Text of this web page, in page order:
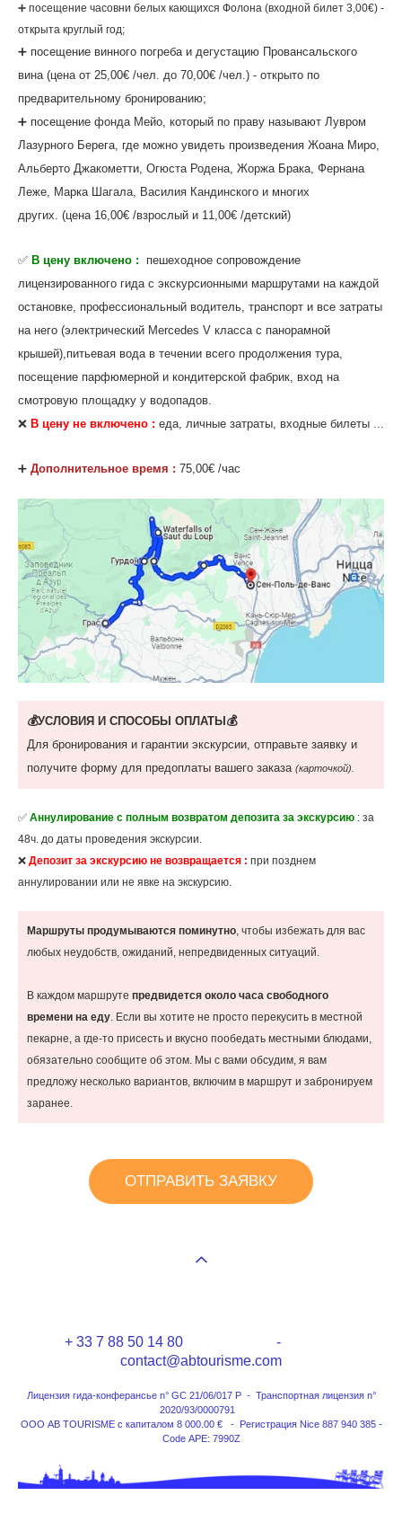
‌➕ посещение часовни белых кающихся Фолона (входной билет 3,00€) -
открыта круглый год;
➕ посещение винного погреба и дегустацию Провансальского
вина (цена от 25,00€ /чел. до 70,00€ /чел.) - открыто по
предварительному бронированию;
➕ посещение фонда Мейо, который по праву называют Лувром
Лазурного Берега, где можно увидеть произведения Жоана Миро,
Альберто Джакометти, Огюста Родена, Жоржа Брака, Фернана
Леже, Марка Шагала, Василия Кандинского и многих
других. (цена 16,00€ /взрослый и 11,00€ /детский)
✅ В цену включено :
пешеходное сопровождение
лицензированного гида с экскурсионными маршрутами на каждой
остановке, профессиональный водитель, транспорт и все затраты
на него (электрический Mercedes V класса с панорамной
крышей),питьевая вода в течении всего продолжения тура,
посещение парфюмерной и кондитерской фабрик, вход на
смотровую площадку у водопадов.
❌ В цену не включено : еда, личные затраты, входные билеты ...
‌➕ Дополнительное время : 75,00€ /час
💰УСЛОВИЯ И СПОСОБЫ ОПЛАТЫ💰
Для бронирования и гарантии экскурсии, отправьте заявку и
получите форму для предоплаты вашего заказа (карточкой).
✅ Аннулирование с полным возвратом депозита за экскурсию : за
48ч. до даты проведения экскурсии.
❌ Депозит за экскурсию не возвращается : при позднем
аннулировании или не явке на экскурсию.
Маршруты продумываются поминутно, чтобы избежать для вас
любых неудобств, ожиданий, непредвиденных ситуаций.
В каждом маршруте предвидется около часа свободного
времени на еду. Если вы хотите не просто перекусить в местной
пекарне, а где-то присесть и вкусно пообедать местными блюдами,
обязательно сообщите об этом. Мы с вами обсудим, я вам
предложу несколько вариантов, включим в маршрут и забронируем
заранее.
ОТПРАВИТЬ ЗАЯВКУ
+ 33 7 88 50 14 80 -
contact@abtourisme.com
Лицензия гида-конферансье n° GC 21/06/017 P - Транспортная лицензия n°
2020/93/0000791
ООО AB TOURISME с капиталом 8 000.00 € - Регистрация Nice 887 940 385 -
Code APE: 7990Z